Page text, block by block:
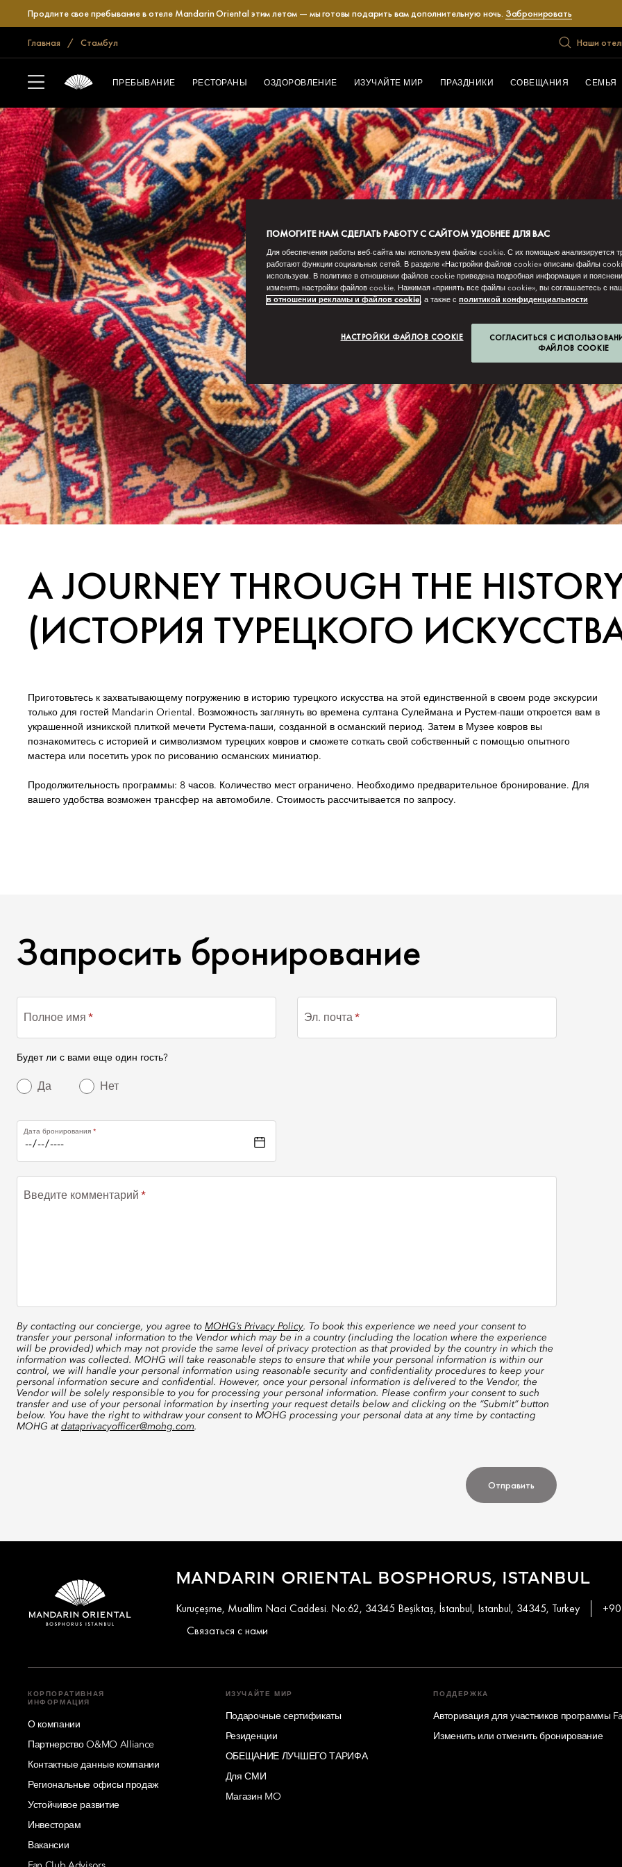
Продлите свое пребывание в отеле Mandarin Oriental этим летом — мы готовы подарить вам дополнительную ночь. Забронировать
Главная Стамбул Наши
ПРЕБЫВАНИЕ РЕСТОРАНЫ ОЗДОРОВЛЕНИЕ ИЗУЧАЙТЕ МИР ПРАЗДНИКИ СОВЕЩАНИЯ СЕМЬЯ
A JOURNEY THROUGH THE
(ИСТОРИЯ ТУРЕЦКОГО
Приготовьтесь к захватывающему погружению в историю турецкого искусства на этой единственной в своем роде экскурсии
только для гостей Mandarin Oriental. Возможность заглянуть во времена султана Сулеймана и Рустем-паши откроется вам в
украшенной изникской плиткой мечети Рустема-паши, созданной в османский период. Затем в Музее ковров вы
познакомитесь с историей и символизмом турецких ковров и сможете соткать свой собственный с помощью опытного
мастера или посетить урок по рисованию османских миниатюр.
Продолжительность программы: 8 часов. Количество мест ограничено. Необходимо предварительное бронирование. Для
вашего удобства возможен трансфер на автомобиле. Стоимость рассчитывается по запросу.
ЗАПРОСИТЬ БРОНИРОВАНИЕ
Запросить бронирование
Полное имя Эл. почта
Будет ли с вами еще один гость?
Да Нет
Дата бронирования
Введите комментарий
By contacting our concierge, you agree to MOHG’s Privacy Policy. To book this experience we need your consent to
transfer your personal information to the Vendor which may be in a country (including the location where the experience
will be provided) which may not provide the same level of privacy protection as that provided by the country in which the
information was collected. MOHG will take reasonable steps to ensure that while your personal information is within our
control, we will handle your personal information using reasonable security and confidentiality procedures to keep your
personal information secure and confidential. However, once your personal information is delivered to the Vendor, the
Vendor will be solely responsible to you for processing your personal information. Please confirm your consent to such
transfer and use of your personal information by inserting your request details below and clicking on the “Submit” button
below. You have the right to withdraw your consent to MOHG processing your personal data at any time by contacting
MOHG at dataprivacyofficer@mohg.com.
Отправить
MANDARIN ORIENTAL BOSPHORUS, ISTANBUL
Kuruçeşme, Muallim Naci Caddesi. No:62, 34345 Beşiktaş, İstanbul, Istanbul, 34345, Turkey
Связаться с нами
КОРПОРАТИВНАЯ
ИНФОРМАЦИЯ
О компании
Партнерство O&MO Alliance
Контактные данные компании
Региональные офисы продаж
Устойчивое развитие
Инвесторам
Вакансии
ИЗУЧАЙТЕ МИР
Подарочные сертификаты
Резиденции
ОБЕЩАНИЕ ЛУЧШЕГО ТАРИФА
Для СМИ
Магазин MO
ПОДДЕРЖКА
Авторизация для участников программы
Изменить или отменить бронирование
ПОМОГИТЕ НАМ СДЕЛАТЬ РАБОТУ С САЙТОМ УДОБНЕЕ ДЛЯ ВАС
Для обеспечения работы веб-сайта мы используем файлы cookie. С их помощью анализируется
работают функции социальных сетей. В разделе «Настройки файлов cookie» описаны файлы
используем. В политике в отношении файлов cookie приведена подробная информация и
изменять настройки файлов cookie. Нажимая «принять все файлы cookie», вы соглашаетесь с
в отношении рекламы и файлов cookie, а также с политикой конфиденциальности
НАСТРОЙКИ ФАЙЛОВ COOKIE
СОГЛАСИТЬСЯ С
ФАЙЛОВ COOKIE